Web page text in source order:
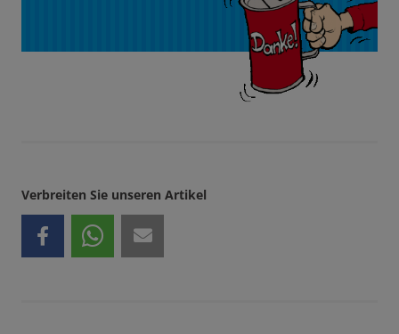
Verbreiten Sie unseren Artikel